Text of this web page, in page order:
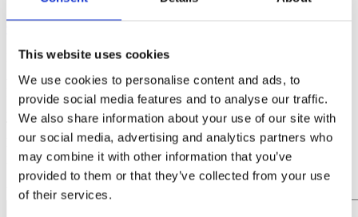
This website uses cookies
We use cookies to personalise content and ads, to
provide social media features and to analyse our traffic.
We also share information about your use of our site with
our social media, advertising and analytics partners who
may combine it with other information that you’ve
provided to them or that they’ve collected from your use
of their services.
Dato og tidspunkt*
Anledning
Firmanavn
Telefon*
Email *
Antal gæster
Beliggenhed
Valgfrie kommentarer